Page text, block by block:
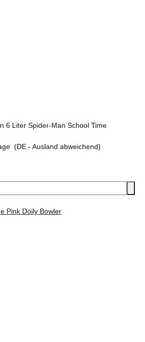
6 Liter Spider-Man School Time
(DE - Ausland abweichend)